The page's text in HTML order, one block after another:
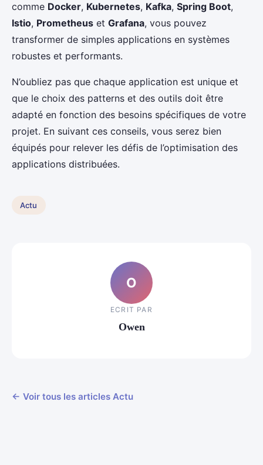
comme Docker, Kubernetes, Kafka, Spring Boot,
Istio, Prometheus et Grafana, vous pouvez
transformer de simples applications en systèmes
robustes et performants.
N’oubliez pas que chaque application est unique et
que le choix des patterns et des outils doit être
adapté en fonction des besoins spécifiques de votre
projet. En suivant ces conseils, vous serez bien
équipés pour relever les défis de l’optimisation des
applications distribuées.
Actu
O
ECRIT PAR
Owen
← Voir tous les articles Actu